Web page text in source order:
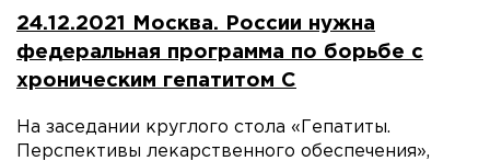
24.12.2021 Москва. России нужна
федеральная программа по борьбе с
хроническим гепатитом С
На заседании круглого стола «Гепатиты.
Перспективы лекарственного обеспечения»,